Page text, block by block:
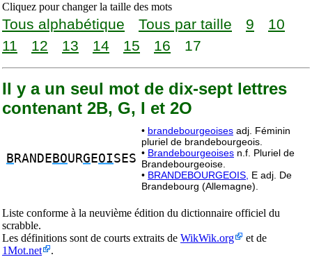
Cliquez pour changer la taille des mots
Tous alphabétique Tous par taille 9
10
11
12 13 14 15 16 17
Il y a un seul mot de dix-sept lettres
contenant 2B, G, I et 2O
B RANDE BOURG EOISES
• brandebourgeoises adj. Féminin
pluriel de brandebourgeois.
• Brandebourgeoises n.f. Pluriel de
Brandebourgeoise.
• BRANDEBOURGEOIS, E adj. De
Brandebourg (Allemagne).
Liste conforme à la neuvième édition du dictionnaire officiel du
scrabble.
Les définitions sont de courts extraits de WikWik.org
et de
1Mot.net
.